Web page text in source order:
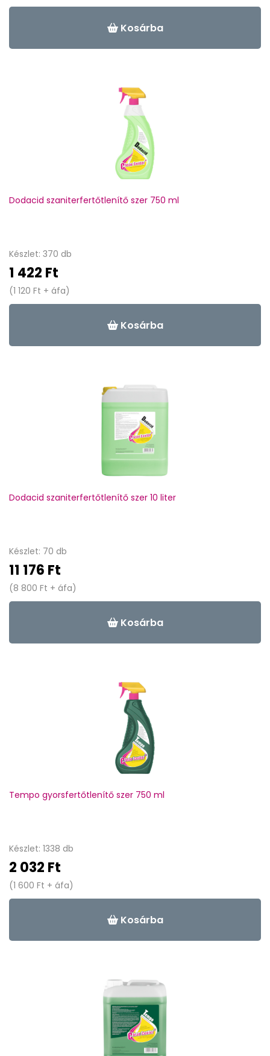
Kosárba
Dodacid szaniterfertőtlenítő szer 750 ml
Készlet: 370 db
1 422 Ft
(1 120 Ft + áfa)
Kosárba
Dodacid szaniterfertőtlenítő szer 10 liter
Készlet: 70 db
11 176 Ft
(8 800 Ft + áfa)
Kosárba
Tempo gyorsfertőtlenítő szer 750 ml
Készlet: 1338 db
2 032 Ft
(1 600 Ft + áfa)
Kosárba